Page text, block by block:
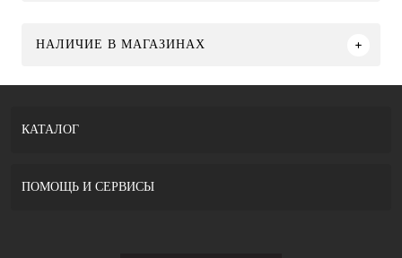
НАЛИЧИЕ В МАГАЗИНАХ
КАТАЛОГ
ПОМОЩЬ И СЕРВИСЫ